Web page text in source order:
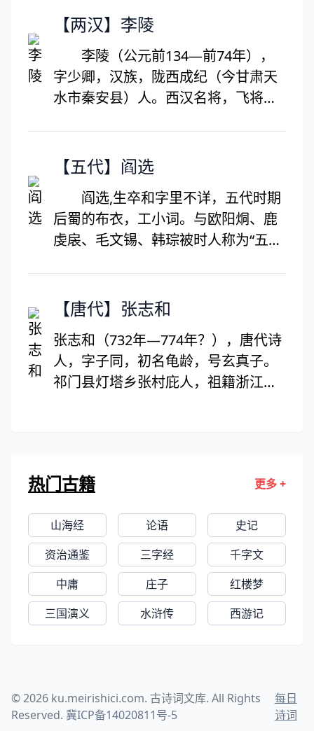
按其小传，知杨氏生平有三要。
后移家隐居鄂渚。天宝中，曾任盱眙
【两汉】李陵
李陵（公元前134—前74年），
字少卿，汉族，陇西成纪（今甘肃天
水市秦安县）人。西汉名将，飞将军
（前99年）奉汉武帝之命出征匈奴，
山，最后因寡不敌众兵败投降。其一
生充满国仇家恨的矛盾，他本人也因
此引起争议。他的传奇经历使得他成
【五代】阎选
阎选,生卒和字里不详，五代时期
后蜀的布衣，工小词。与欧阳烔、鹿
虔扆、毛文锡、韩琮被时人称为“五
处士。其他不详。
【唐代】张志和
张志和（732年—774年？），唐代诗
人，字子同，初名龟龄，号玄真子。
祁门县灯塔乡张村庇人，祖籍浙江金
海风波和人生无常，在母亲和妻子相
湖。著作有《玄真子》十二卷三万
字，《大易》十五卷，有《渔夫词》
五首、诗七首传世。
热门古籍 更多 +
山海经 论语
史记
资治通鉴
三字经
千字文
中庸
庄子
红楼梦
三国演义
水浒传 西游记
© 2026 ku.meirishici.com. 古诗词文库. All Rights
Reserved. 冀ICP备14020811号-5
每日
诗词